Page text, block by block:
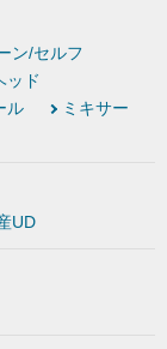
ン/セルフ
ッド
ル
ミキサー
UD